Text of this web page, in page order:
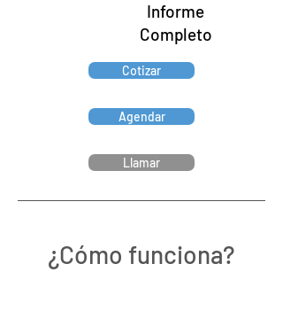
Informe
Completo
Cotizar
Agendar
Llamar
¿Cómo funciona?